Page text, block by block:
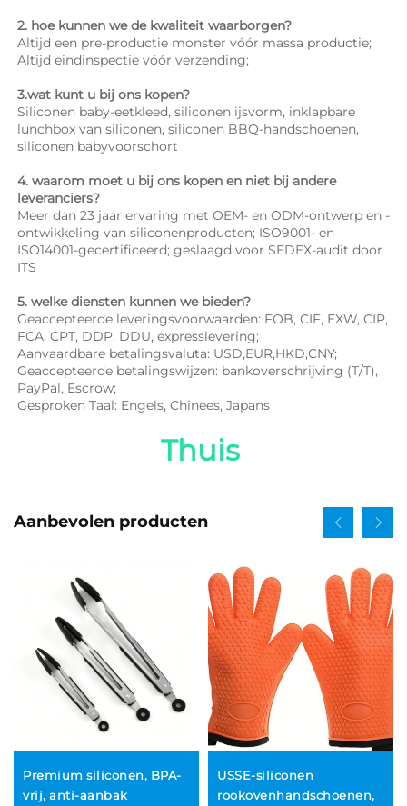
2. hoe kunnen we de kwaliteit waarborgen?
Altijd een pre-productie monster vóór massa productie;
Altijd eindinspectie vóór verzending;
3.wat kunt u bij ons kopen?
Siliconen baby-eetkleed, siliconen ijsvorm, inklapbare
lunchbox van siliconen, siliconen BBQ-handschoenen,
siliconen babyvoorschort
4. waarom moet u bij ons kopen en niet bij andere
leveranciers?
Meer dan 23 jaar ervaring met OEM- en ODM-ontwerp en -
ontwikkeling van siliconenproducten; ISO9001- en
ISO14001-gecertificeerd; geslaagd voor SEDEX-audit door
ITS
5. welke diensten kunnen we bieden?
Geaccepteerde leveringsvoorwaarden: FOB, CIF, EXW, CIP,
FCA, CPT, DDP, DDU, expresslevering;
Aanvaardbare betalingsvaluta: USD,EUR,HKD,CNY;
Geaccepteerde betalingswijzen: bankoverschrijving (T/T),
PayPal, Escrow;
Gesproken Taal: Engels, Chinees, Japans
Thuis
Aanbevolen producten
Premium siliconen, BPA-
vrij, anti-aanbak
USSE-siliconen
rookovenhandschoenen,